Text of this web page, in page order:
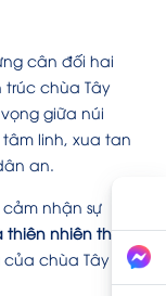
cân đối hai
chùa Tây
giữa núi
linh, xua tan
an.
nhận sự
thiên nhiên thơ
chùa Tây